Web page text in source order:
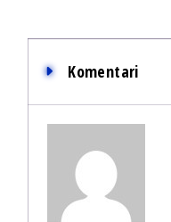
Komentari